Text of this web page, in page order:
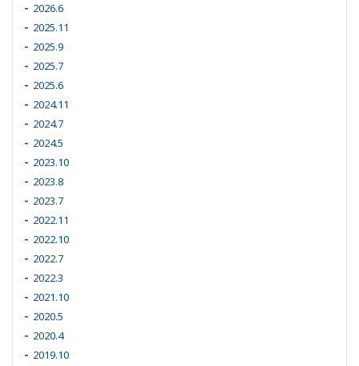
2026.6
2025.11
2025.9
2025.7
2025.6
2024.11
2024.7
2024.5
2023.10
2023.8
2023.7
2022.11
2022.10
2022.7
2022.3
2021.10
2020.5
2020.4
2019.10